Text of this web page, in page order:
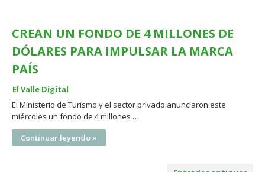
CREAN UN FONDO DE 4 MILLONES DE
DÓLARES PARA IMPULSAR LA MARCA
PAÍS
El Valle Digital
El Ministerio de Turismo y el sector privado anunciaron este
miércoles un fondo de 4 millones …
Continuar leyendo »